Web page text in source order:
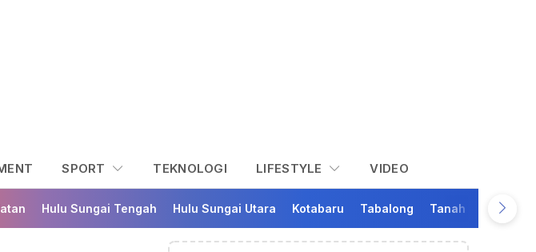
SPORT TEKNOLOGI LIFESTYLE VIDEO
Hulu Sungai Tengah Hulu Sungai Utara Kotabaru Tabalong Tanah Bumbu